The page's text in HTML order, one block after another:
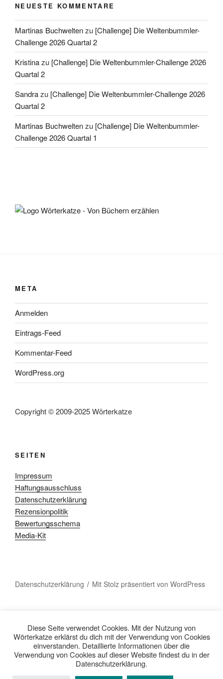
NEUESTE KOMMENTARE
Martinas Buchweltenzu [Challenge] Die Weltenbummler-
Challenge 2026 Quartal 2
Kristinazu [Challenge] Die Weltenbummler-Challenge 2026
Quartal 2
Sandrazu [Challenge] Die Weltenbummler-Challenge 2026
Quartal 2
Martinas Buchweltenzu [Challenge] Die Weltenbummler-
Challenge 2026 Quartal 1
META
Anmelden
Eintrags-Feed
Kommentar-Feed
WordPress.org
Copyright © 2009-2025 Wörterkatze
SEITEN
Impressum
Haftungsausschluss
Datenschutzerklärung
Rezensionpolitik
Bewertungsschema
Media-Kit
Datenschutzerklärung Mit Stolz präsentiert von WordPress
Diese Seite verwendet Cookies. Mit der Nutzung von
Wörterkatze erklärst du dich mit der Verwendung von Cookies
einverstanden. Detaillierte Informationen über die
Verwendung von Cookies auf dieser Website findest du in der
Datenschutzerklärung.